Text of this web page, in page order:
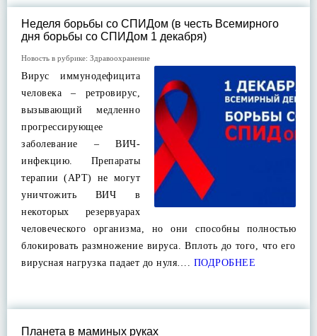
Неделя борьбы со СПИДом (в честь Всемирного
дня борьбы со СПИДом 1 декабря)
Новость в рубрике: Здравоохранение
Вирус иммунодефицита
человека – ретровирус,
вызывающий медленно
прогрессирующее
заболевание – ВИЧ-
инфекцию. Препараты
терапии (АРТ) не могут
уничтожить ВИЧ в
некоторых резервуарах
человеческого организма, но они способны полностью
блокировать размножение вируса. Вплоть до того, что его
вирусная нагрузка падает до нуля…. ПОДРОБНЕЕ
Планета в маминых руках